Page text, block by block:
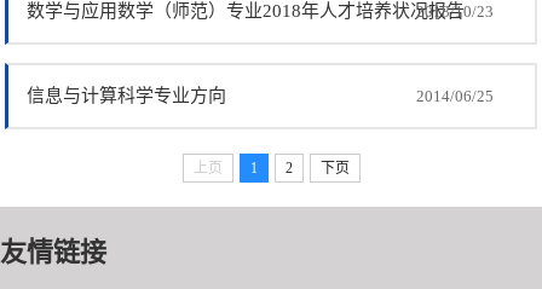
数学与应用数学（师范）专业2018年人才培养状况报告
2018/10/23
信息与计算科学专业方向 2014/06/25
上页 1 2 下页
友情链接